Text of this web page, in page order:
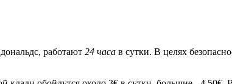
, работают 24 часа в сутки. В целях